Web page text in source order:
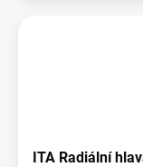
ITA Radiální